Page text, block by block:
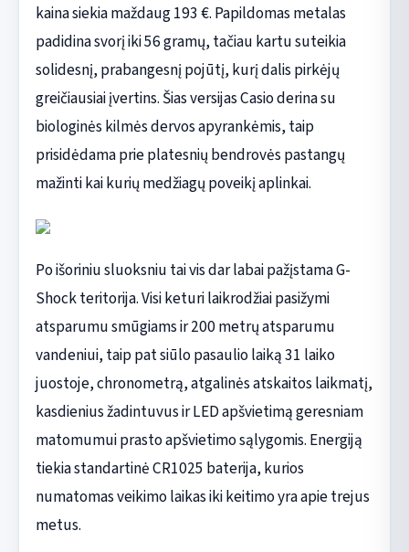
kaina siekia maždaug 193 €. Papildomas metalas
padidina svorį iki 56 gramų, tačiau kartu suteikia
solidesnį, prabangesnį pojūtį, kurį dalis pirkėjų
greičiausiai įvertins. Šias versijas Casio derina su
biologinės kilmės dervos apyrankėmis, taip
prisidėdama prie platesnių bendrovės pastangų
mažinti kai kurių medžiagų poveikį aplinkai.
Po išoriniu sluoksniu tai vis dar labai pažįstama G-
Shock teritorija. Visi keturi laikrodžiai pasižymi
atsparumu smūgiams ir 200 metrų atsparumu
vandeniui, taip pat siūlo pasaulio laiką 31 laiko
juostoje, chronometrą, atgalinės atskaitos laikmatį,
kasdienius žadintuvus ir LED apšvietimą geresniam
matomumui prasto apšvietimo sąlygomis. Energiją
tiekia standartinė CR1025 baterija, kurios
numatomas veikimo laikas iki keitimo yra apie trejus
metus.